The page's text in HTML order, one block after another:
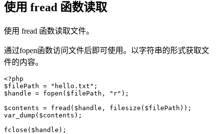
使用 fread 函数读取
使用 fread 函数读取文件。
通过fopen函数访问文件后即可使用。以字符串的形式获取文
件的内容。
<?php
$filePath = "hello.txt";
$handle = fopen($filePath, "r");
$contents = fread($handle, filesize($filePath));
var_dump($contents);
fclose($handle);